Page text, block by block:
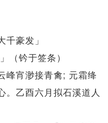
豪发」
（钤于签条）
峰宵渺接青禽; 元霜绛
。乙酉六月拟石溪道人